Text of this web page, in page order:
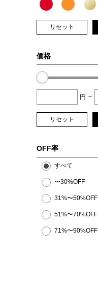
リセット
価格
円 ~
リセット
OFF率
すべて
〜30%OFF
31%〜50%OFF
51%〜70%OFF
71%〜90%OFF